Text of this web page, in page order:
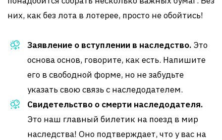
них, как без лота в лотерее, просто не обойтись!
Заявление о вступлении в наследство. Это
основа основ, говорите, как есть. Напишите
его в свободной форме, но не забудьте
указать свою связь с наследодателем.
Свидетельство о смерти наследодателя.
Это наш главный билетик на поезд в мир
наследства! Оно подтверждает, что у вас на